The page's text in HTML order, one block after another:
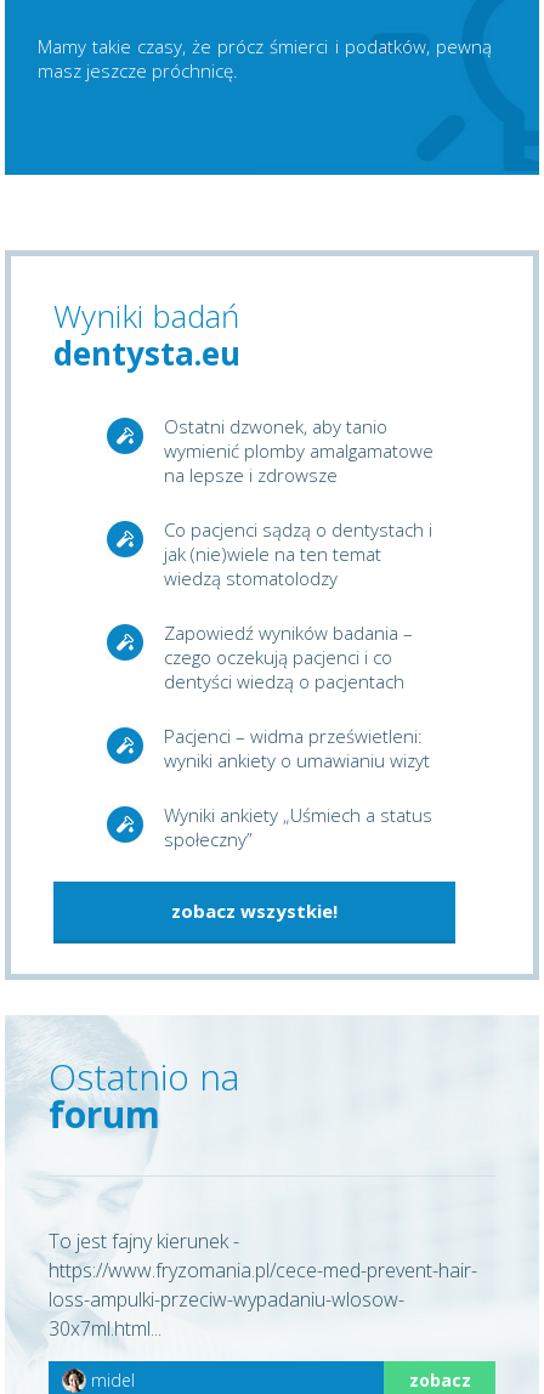
Mamy takie czasy, że prócz śmierci i podatków, pewną
masz jeszcze próchnicę.
Wyniki badań
dentysta.eu
Ostatni dzwonek, aby tanio
wymienić plomby amalgamatowe
na lepsze i zdrowsze
Co pacjenci sądzą o dentystach i
jak (nie)wiele na ten temat
wiedzą stomatolodzy
Zapowiedź wyników badania –
czego oczekują pacjenci i co
dentyści wiedzą o pacjentach
Pacjenci – widma prześwietleni:
wyniki ankiety o umawianiu wizyt
Wyniki ankiety „Uśmiech a status
społeczny”
zobacz wszystkie!
Ostatnio na
forum
To jest fajny kierunek -
https://www.fryzomania.pl/cece-med-prevent-hair-
loss-ampulki-przeciw-wypadaniu-wlosow-
30x7ml.html...
midel zobacz